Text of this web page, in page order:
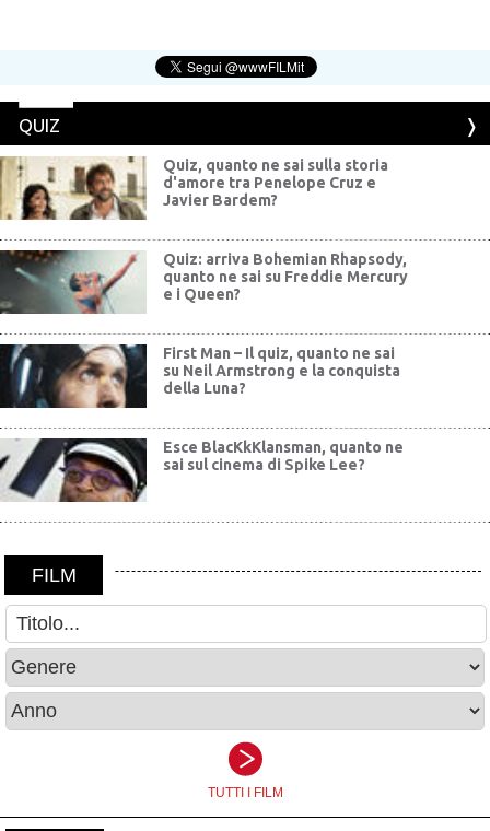
QUIZ
Quiz, quanto ne sai sulla storia
d'amore tra Penelope Cruz e
Javier Bardem?
Quiz: arriva Bohemian Rhapsody,
quanto ne sai su Freddie Mercury
e i Queen?
First Man – Il quiz, quanto ne sai
su Neil Armstrong e la conquista
della Luna?
Esce BlacKkKlansman, quanto ne
sai sul cinema di Spike Lee?